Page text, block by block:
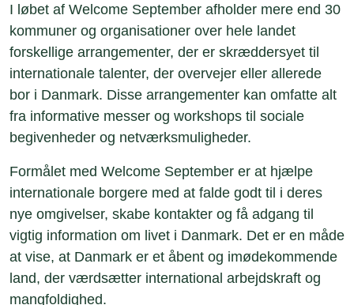
I løbet af Welcome September afholder mere end 30
kommuner og organisationer over hele landet
forskellige arrangementer, der er skræddersyet til
internationale talenter, der overvejer eller allerede
bor i Danmark. Disse arrangementer kan omfatte alt
fra informative messer og workshops til sociale
begivenheder og netværksmuligheder.
Formålet med Welcome September er at hjælpe
internationale borgere med at falde godt til i deres
nye omgivelser, skabe kontakter og få adgang til
vigtig information om livet i Danmark. Det er en måde
at vise, at Danmark er et åbent og imødekommende
land, der værdsætter international arbejdskraft og
mangfoldighed.